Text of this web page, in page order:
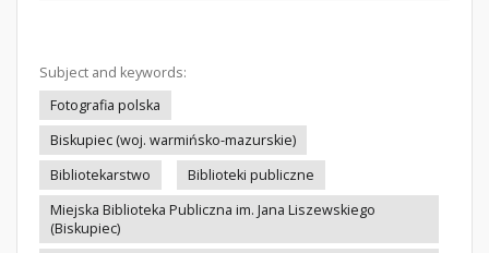
Subject and keywords:
Fotografia polska
Biskupiec (woj. warmińsko-mazurskie)
Bibliotekarstwo
Biblioteki publiczne
Miejska Biblioteka Publiczna im. Jana Liszewskiego
(Biskupiec)